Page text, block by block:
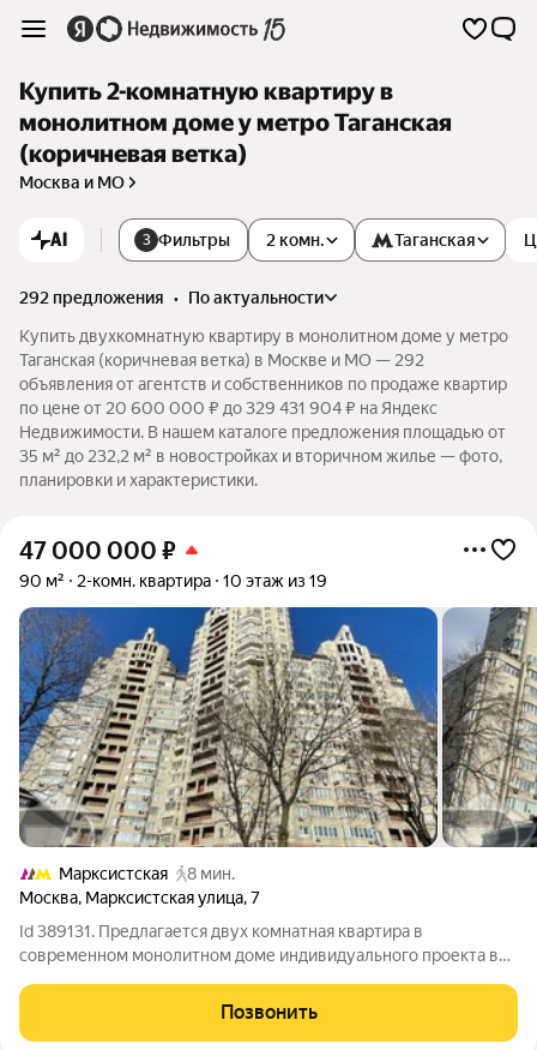
Купить 2-комнатную квартиру в
монолитном доме у метро Таганская
(коричневая ветка)
Москва и МО
AI 3 Фильтры 2 комн. Таганская
292 предложения •
по актуальности
Купить двухкомнатную квартиру в монолитном доме у метро
Таганская (коричневая ветка) в Москве и МО — 292
объявления от агентств и собственников по продаже квартир
по цене от 20 600 000 ₽ до 329 431 904 ₽ на Яндекс
Недвижимости. В нашем каталоге предложения площадью от
35 м² до 232,2 м² в новостройках и вторичном жилье — фото,
планировки и характеристики.
47 000 000 ₽
90 м² 2-комн. квартира 10 этаж из 19
Марксистская
8 мин.
Москва, Марксистская улица,7
Id 389131. Предлагается двух комнатная квартира в
современном монолитном доме индивидуального проекта в
охраняемая территория, подземный паркинг, свой выход в
Таганский парк. В пешей доступности вся
Позвонить